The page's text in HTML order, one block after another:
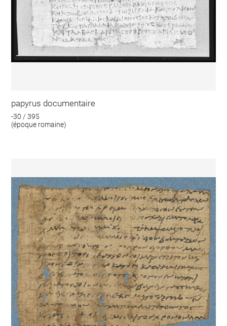
papyrus documentaire
-30 / 395
(époque romaine)